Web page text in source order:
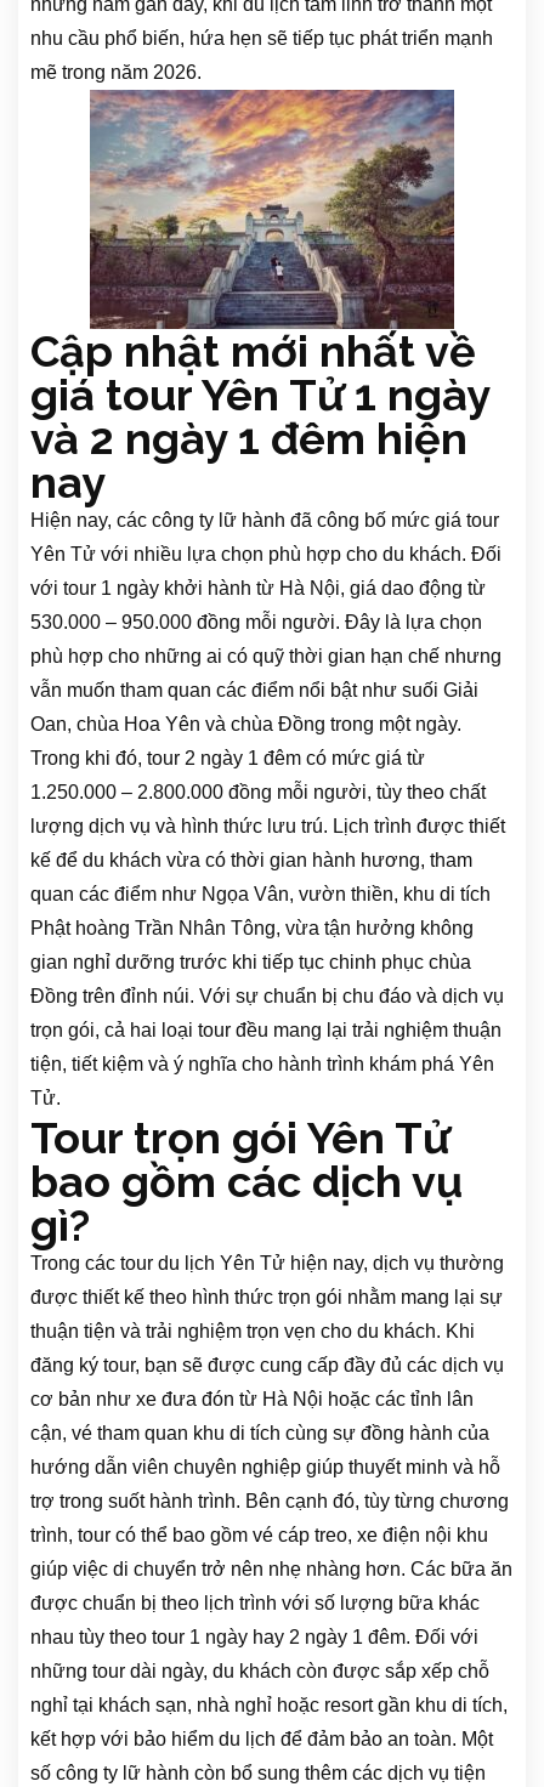
những năm gần đây, khi du lịch tâm linh trở thành một
nhu cầu phổ biến, hứa hẹn sẽ tiếp tục phát triển mạnh
mẽ trong năm 2026.
Cập nhật mới nhất về
giá tour Yên Tử 1 ngày
và 2 ngày 1 đêm hiện
nay
Hiện nay, các công ty lữ hành đã công bố mức giá tour
Yên Tử với nhiều lựa chọn phù hợp cho du khách. Đối
với tour 1 ngày khởi hành từ Hà Nội, giá dao động từ
530.000 – 950.000 đồng mỗi người. Đây là lựa chọn
phù hợp cho những ai có quỹ thời gian hạn chế nhưng
vẫn muốn tham quan các điểm nổi bật như suối Giải
Oan, chùa Hoa Yên và chùa Đồng trong một ngày.
Trong khi đó, tour 2 ngày 1 đêm có mức giá từ
1.250.000 – 2.800.000 đồng mỗi người, tùy theo chất
lượng dịch vụ và hình thức lưu trú. Lịch trình được thiết
kế để du khách vừa có thời gian hành hương, tham
quan các điểm như Ngọa Vân, vườn thiền, khu di tích
Phật hoàng Trần Nhân Tông, vừa tận hưởng không
gian nghỉ dưỡng trước khi tiếp tục chinh phục chùa
Đồng trên đỉnh núi. Với sự chuẩn bị chu đáo và dịch vụ
trọn gói, cả hai loại tour đều mang lại trải nghiệm thuận
tiện, tiết kiệm và ý nghĩa cho hành trình khám phá Yên
Tử.
Tour trọn gói Yên Tử
bao gồm các dịch vụ
gì?
Trong các tour du lịch Yên Tử hiện nay, dịch vụ thường
được thiết kế theo hình thức trọn gói nhằm mang lại sự
thuận tiện và trải nghiệm trọn vẹn cho du khách. Khi
đăng ký tour, bạn sẽ được cung cấp đầy đủ các dịch vụ
cơ bản như xe đưa đón từ Hà Nội hoặc các tỉnh lân
cận, vé tham quan khu di tích cùng sự đồng hành của
hướng dẫn viên chuyên nghiệp giúp thuyết minh và hỗ
trợ trong suốt hành trình. Bên cạnh đó, tùy từng chương
trình, tour có thể bao gồm vé cáp treo, xe điện nội khu
giúp việc di chuyển trở nên nhẹ nhàng hơn. Các bữa ăn
được chuẩn bị theo lịch trình với số lượng bữa khác
nhau tùy theo tour 1 ngày hay 2 ngày 1 đêm. Đối với
những tour dài ngày, du khách còn được sắp xếp chỗ
nghỉ tại khách sạn, nhà nghỉ hoặc resort gần khu di tích,
kết hợp với bảo hiểm du lịch để đảm bảo an toàn. Một
số công ty lữ hành còn bổ sung thêm các dịch vụ tiện